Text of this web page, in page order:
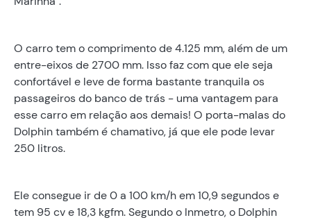
O carro tem o comprimento de 4.125 mm, além de um
entre-eixos de 2700 mm. Isso faz com que ele seja
confortável e leve de forma bastante tranquila os
passageiros do banco de trás - uma vantagem para
esse carro em relação aos demais! O porta-malas do
Dolphin também é chamativo, já que ele pode levar
250 litros.
Ele consegue ir de 0 a 100 km/h em 10,9 segundos e
tem 95 cv e 18,3 kgfm. Segundo o Inmetro, o Dolphin